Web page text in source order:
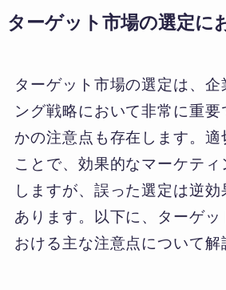
ターゲット市場の選定に
ターゲット市場の選定は、企
ング戦略において非常に重
かの注意点も存在します。適
ことで、効果的なマーケテ
しますが、誤った選定は逆
あります。以下に、ターゲッ
おける主な注意点について解